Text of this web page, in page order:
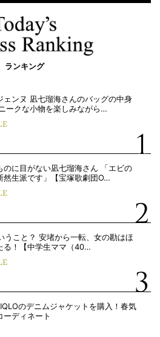
ランキング
ェンヌ 凪七瑠海さんのバッグの中身
ークな小物を楽しみながら…
のに目がない凪七瑠海さん 「エビの
然生派です」【宝塚歌劇団O…
うこと？ 安堵から一転、女の勘はほ
る！【中学生ママ（40…
のデニムジャケットを購入！春気
ーディネート